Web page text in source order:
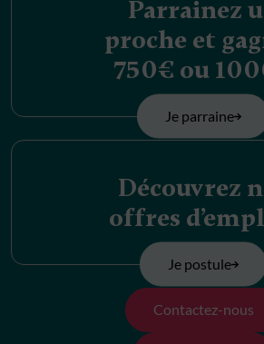
Parrainez
proche et
750€ ou
Je parraine
Découvrez
offres
Je postule
Contactez-nous